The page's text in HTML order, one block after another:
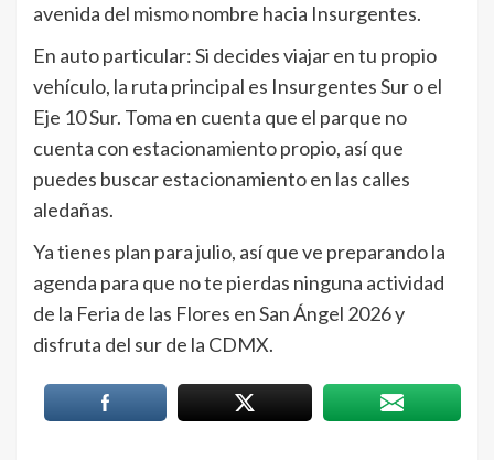
avenida del mismo nombre hacia Insurgentes.
En auto particular: Si decides viajar en tu propio
vehículo, la ruta principal es Insurgentes Sur o el
Eje 10 Sur. Toma en cuenta que el parque no
cuenta con estacionamiento propio, así que
puedes buscar estacionamiento en las calles
aledañas.
Ya tienes plan para julio, así que ve preparando la
agenda para que no te pierdas ninguna actividad
de la Feria de las Flores en San Ángel 2026 y
disfruta del sur de la CDMX.